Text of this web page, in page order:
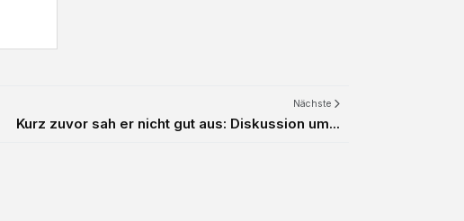
Nächste
Kurz zuvor sah er nicht gut aus: Diskussion um...